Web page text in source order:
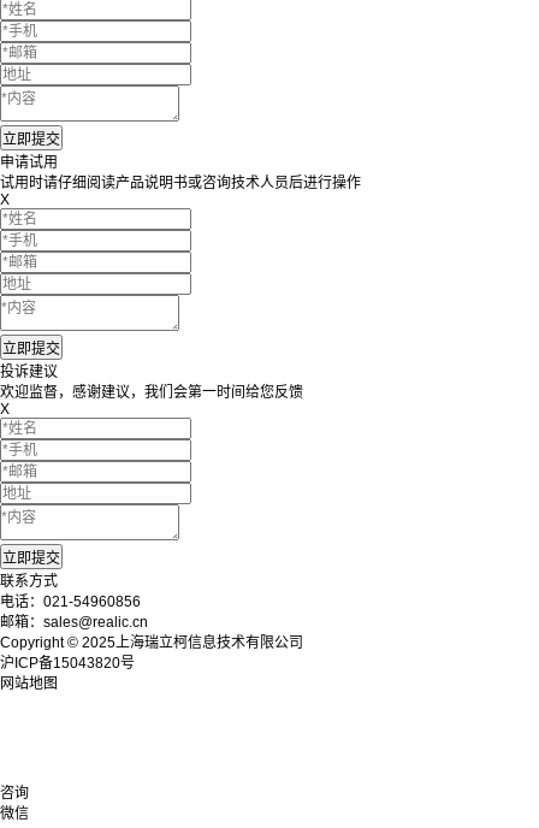
申请试用
试用时请仔细阅读产品说明书或咨询技术人员后进行操作
X
投诉建议
欢迎监督，感谢建议，我们会第一时间给您反馈
X
联系方式
电话：021-54960856
邮箱：sales@realic.cn
Copyright © 2025上海瑞立柯信息技术有限公司
沪ICP备15043820号
网站地图
咨询
微信